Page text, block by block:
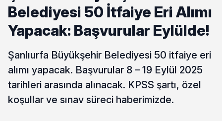
Belediyesi 50 İtfaiye Eri Alımı
Yapacak: Başvurular Eylülde!
Şanlıurfa Büyükşehir Belediyesi 50 itfaiye eri
alımı yapacak. Başvurular 8 – 19 Eylül 2025
tarihleri arasında alınacak. KPSS şartı, özel
koşullar ve sınav süreci haberimizde.